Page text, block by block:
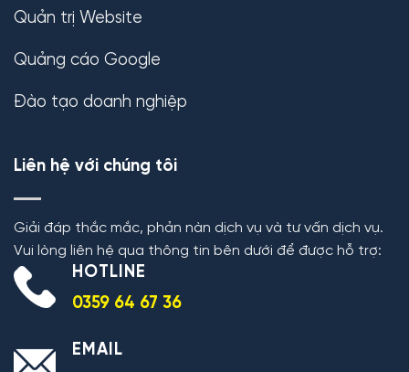
Quản trị Website
Quảng cáo Google
Đào tạo doanh nghiệp
Liên hệ với chúng tôi
Giải đáp thắc mắc, phản nàn dịch vụ và tư vấn dịch vụ.
Vui lòng liên hệ qua thông tin bên dưới để được hỗ trợ:
HOTLINE
0359 64 67 36
EMAIL